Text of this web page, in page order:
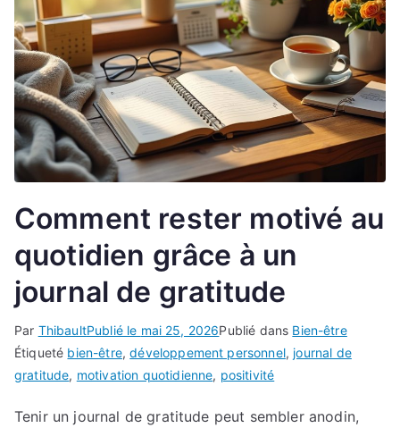
Comment rester motivé au
quotidien grâce à un
journal de gratitude
Par ThibaultPublié le mai 25, 2026Publié dans Bien-être
Étiqueté bien-être,développement personnel, journal de
gratitude, motivation quotidienne, positivité
Tenir un journal de gratitude peut sembler anodin,